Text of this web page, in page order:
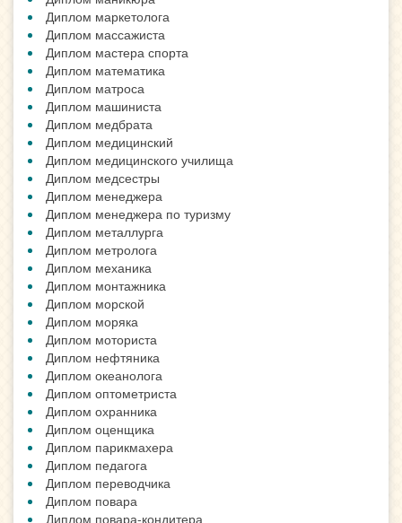
Диплом маркетолога
Диплом массажиста
Диплом мастера спорта
Диплом математика
Диплом матроса
Диплом машиниста
Диплом медбрата
Диплом медицинский
Диплом медицинского училища
Диплом медсестры
Диплом менеджера
Диплом менеджера по туризму
Диплом металлурга
Диплом метролога
Диплом механика
Диплом монтажника
Диплом морской
Диплом моряка
Диплом моториста
Диплом нефтяника
Диплом океанолога
Диплом оптометриста
Диплом охранника
Диплом оценщика
Диплом парикмахера
Диплом педагога
Диплом переводчика
Диплом повара
Диплом повара-кондитера